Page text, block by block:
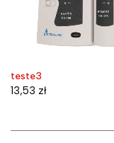
teste3
13,53 zł